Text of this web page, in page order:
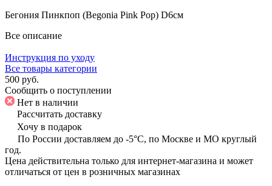
Бегония Пинкпоп (Begonia Pink Pop) D6см
Все описание
Инструкция по уходу
Все товары категории
500 руб.
Сообщить о поступлении
Нет в наличии
Рассчитать доставку
Хочу в подарок
По России доставляем до -5°C, по Москве и МО круглый
год.
Цена действительна только для интернет-магазина и может
отличаться от цен в розничных магазинах